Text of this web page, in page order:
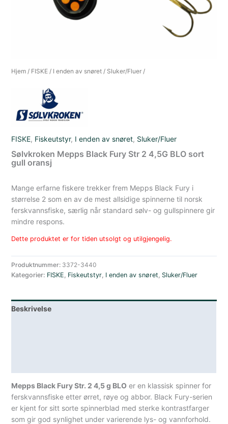
Hjem / FISKE / I enden av snøret / Sluker/Fluer /
FISKE, Fiskeutstyr, I enden av snøret, Sluker/Fluer
Sølvkroken Mepps Black Fury Str 2 4,5G BLO sort
gull oransj
Mange erfarne fiskere trekker frem Mepps Black Fury i
størrelse 2 som en av de mest allsidige spinnerne til norsk
ferskvannsfiske, særlig når standard sølv- og gullspinnere gir
mindre respons.
Dette produktet er for tiden utsolgt og utilgjengelig.
Produktnummer: 3372-3440
Kategorier: FISKE Fiskeutstyr I enden av snøret Sluker/Fluer
Beskrivelse
Mepps Black Fury Str. 2 4,5 g BLO er en klassisk spinner for
ferskvannsfiske etter ørret, røye og abbor. Black Fury-serien
er kjent for sitt sorte spinnerblad med sterke kontrastfarger
som gir god synlighet under varierende lys- og vannforhold.